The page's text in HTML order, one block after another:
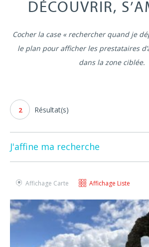
DÉCOUVRIR,
Cocher la case « rechercher quand je
le plan pour afficher les prestataires
dans la zone ciblée.
2 Résultat(s)
J'affine ma recherche
Affichage Carte Affichage Liste